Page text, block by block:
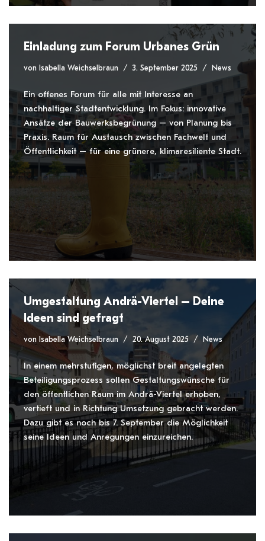
Einladung zum Forum Urbanes Grün
von Isabella Weichselbraun 3. September 2025 News
Ein offenes Forum für alle mit Interesse an
nachhaltiger Stadtentwicklung. Im Fokus: innovative
Ansätze der Bauwerksbegrünung – von Planung bis
Praxis. Raum für Austausch zwischen Fachwelt und
Öffentlichkeit – für eine grünere, klimaresiliente Stadt.
Umgestaltung Andrä-Viertel – Deine
Ideen sind gefragt
von Isabella Weichselbraun 20. August 2025 News
In einem mehrstufigen, möglichst breit angelegten
Beteiligungsprozess sollen Gestaltungswünsche für
den öffentlichen Raum im Andrä-Viertel erhoben,
vertieft und in Richtung Umsetzung gebracht werden.
Dazu gibt es noch bis 7. September die Möglichkeit
seine Ideen und Anregungen einzureichen.